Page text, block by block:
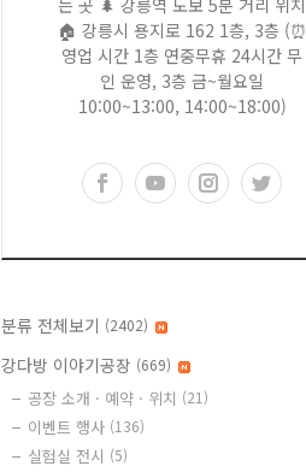
는 곳 🌲 강릉역 도보 5분 거리 위치
🏠 강릉시 용지로 162 1층, 3층 (⏰
영업 시간 1층 연중무휴 24시간 무
인 운영, 3층 금~월요일
10:00~13:00, 14:00~18:00)
분류 전체보기 (2402)
강다방 이야기공장 (669)
공장 소개 · 예약 · 위치 (21)
이벤트 행사 (136)
실험실 전시 (5)